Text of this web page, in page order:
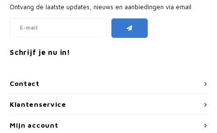
Contact
Ontvang de laatste updates, nieuws en aanbiedingen via email
Schrijf je nu in!
Klantenservice
Mijn account